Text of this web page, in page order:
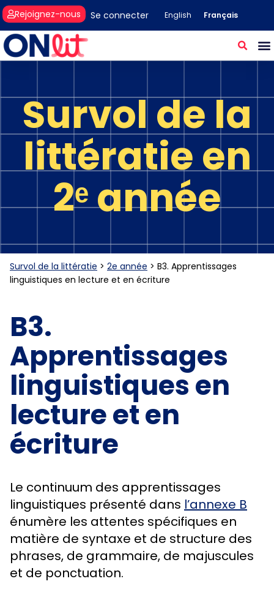
Se connecter
Rejoignez-nous English Français
Survol de la
littératie en
2ᵉ année
Survol de la littératie > 2e année > B3. Apprentissages
linguistiques en lecture et en écriture
B3.
Apprentissages
linguistiques en
lecture et en
écriture
Le continuum des apprentissages
linguistiques présenté dans l’annexe B
énumère les attentes spécifiques en
matière de syntaxe et de structure des
phrases, de grammaire, de majuscules
et de ponctuation.